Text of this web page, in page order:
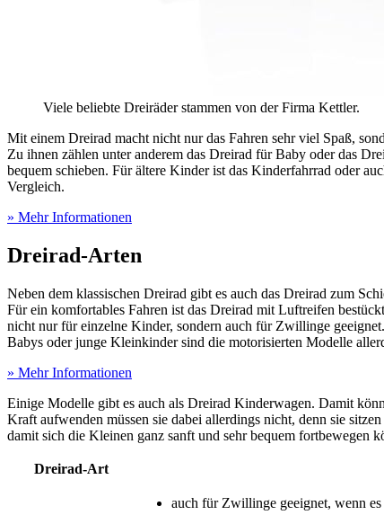
Viele beliebte Dreiräder stammen von der Firma Kettler.
Mit einem Dreirad macht nicht nur das Fahren sehr viel Spaß,
Zu ihnen zählen unter anderem das Dreirad für Baby oder das
bequem schieben. Für ältere Kinder ist das Kinderfahrrad oder
Vergleich.
» Mehr Informationen
Dreirad-Arten
Neben dem klassischen Dreirad gibt es auch das Dreirad zum
Für ein komfortables Fahren ist das Dreirad mit Luftreifen
nicht nur für einzelne Kinder, sondern auch für Zwillinge
Babys oder junge Kleinkinder sind die motorisierten Modelle
» Mehr Informationen
Einige Modelle gibt es auch als Dreirad Kinderwagen. Damit
Kraft aufwenden müssen sie dabei allerdings nicht, denn sie
damit sich die Kleinen ganz sanft und sehr bequem fortbewegen
Dreirad-Art
auch für Zwillinge geeignet, wenn